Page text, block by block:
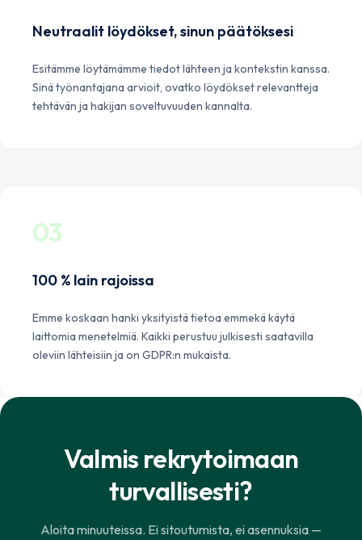
Neutraalit löydökset, sinun päätöksesi
Esitämme löytämämme tiedot lähteen ja kontekstin kanssa.
Sinä työnantajana arvioit, ovatko löydökset relevantteja
tehtävän ja hakijan soveltuvuuden kannalta.
03
100 % lain rajoissa
Emme koskaan hanki yksityistä tietoa emmekä käytä
laittomia menetelmiä. Kaikki perustuu julkisesti saatavilla
oleviin lähteisiin ja on GDPR:n mukaista.
Valmis rekrytoimaan
turvallisesti?
Aloita minuuteissa. Ei sitoutumista, ei asennuksia —